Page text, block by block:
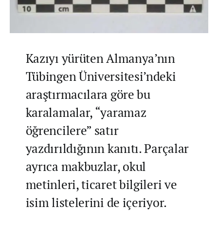
Kazıyı yürüten Almanya’nın
Tübingen Üniversitesi’ndeki
araştırmacılara göre bu
karalamalar, “yaramaz
öğrencilere” satır
yazdırıldığının kanıtı. Parçalar
ayrıca makbuzlar, okul
metinleri, ticaret bilgileri ve
isim listelerini de içeriyor.